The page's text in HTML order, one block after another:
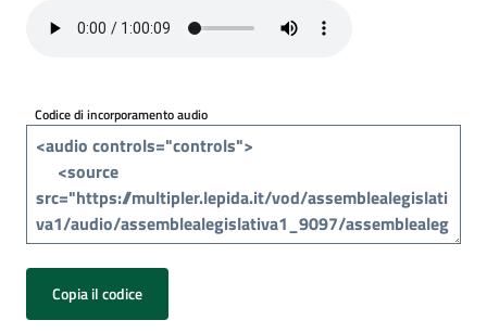
Per
cittadini
Codice di incorporamento audio
Copia il codice